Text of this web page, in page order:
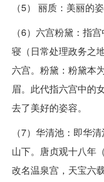
（5） 丽质：美丽的姿
（6）六宫粉黛：指
寝（日常处理政务之
六宫。粉黛：粉黛本
眉。此代指六宫中的
去了美好的姿容。
（7）华清池：即华
山下。唐贞观十八年
改名温泉宫，天宝六